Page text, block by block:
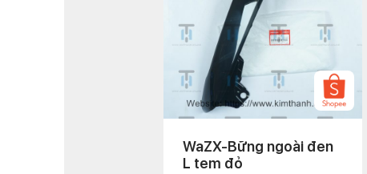
WaZX-Bững ngoài đen
L tem đỏ